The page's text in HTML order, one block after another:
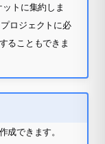
トに集約しま
ロジェクトに必
ることもできま
成できます。